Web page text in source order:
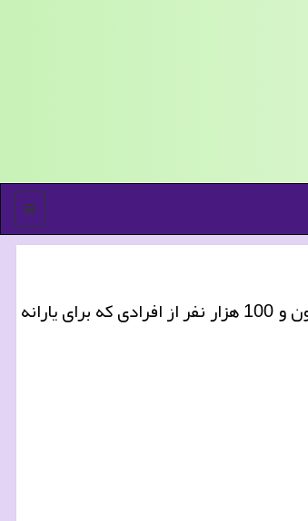
منو
به گزارش كار و درآمد وزیر تعاون از استقرار نظام آزمون وسع برای شناسایی دقیق افراد نیازمند آگاهی داد و اظهار داشت: یك میلیون و 100 هزار نفر از افرادی كه برای یارانه